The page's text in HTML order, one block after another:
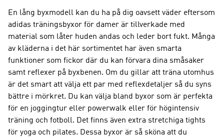
En lång byxmodell kan du ha på dig oavsett väder eftersom
adidas träningsbyxor för damer är tillverkade med
material som låter huden andas och leder bort fukt. Många
av kläderna i det här sortimentet har även smarta
funktioner som fickor där du kan förvara dina småsaker
samt reflexer på byxbenen. Om du gillar att träna utomhus
är det smart att välja ett par med reflexdetaljer så du syns
bättre i mörkret. Du kan välja bland byxor som är perfekta
för en joggingtur eller powerwalk eller för högintensiv
träning och fotboll. Det finns även extra stretchiga tights
för yoga och pilates. Dessa byxor är så sköna att du